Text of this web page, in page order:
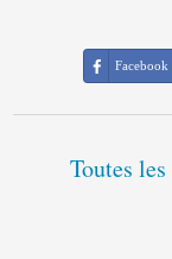
Facebook
Toutes